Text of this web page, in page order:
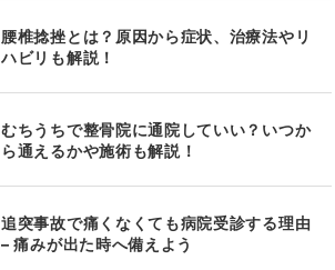
腰椎捻挫とは？原因から症状、治療法やリ
ハビリも解説！
むちうちで整骨院に通院していい？いつか
ら通えるかや施術も解説！
追突事故で痛くなくても病院受診する理由
– 痛みが出た時へ備えよう